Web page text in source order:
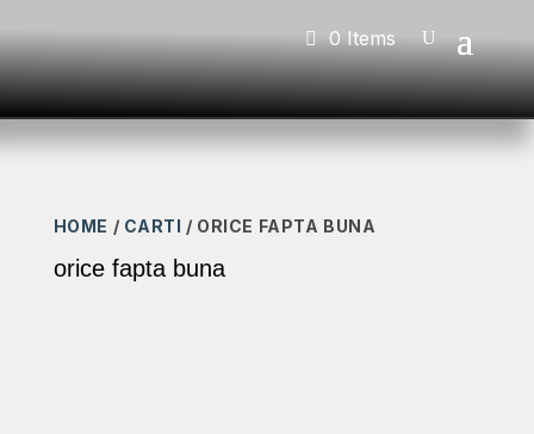
0 Items
HOME / CARTI / ORICE FAPTA BUNA
orice fapta buna